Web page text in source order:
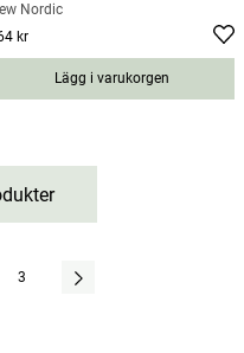
Nordic
:
kr
Lägg i varukorgen
3